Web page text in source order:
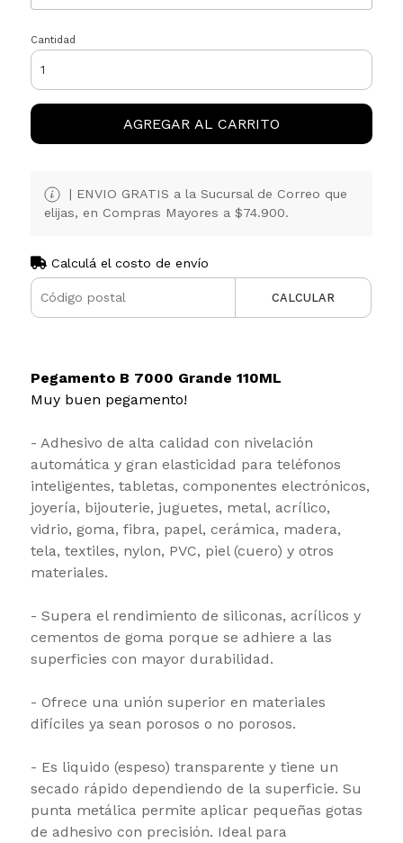
Cantidad
AGREGAR AL CARRITO
| ENVIO GRATIS a la Sucursal de Correo que
elijas, en Compras Mayores a $74.900.
Calculá el costo de envío
CALCULAR
Pegamento B 7000 Grande 110ML
Muy buen pegamento!
- Adhesivo de alta calidad con nivelación
automática y gran elasticidad para teléfonos
inteligentes, tabletas, componentes electrónicos,
joyería, bijouterie, juguetes, metal, acrílico,
vidrio, goma, fibra, papel, cerámica, madera,
tela, textiles, nylon, PVC, piel (cuero) y otros
materiales.
- Supera el rendimiento de siliconas, acrílicos y
cementos de goma porque se adhiere a las
superficies con mayor durabilidad.
- Ofrece una unión superior en materiales
difíciles ya sean porosos o no porosos.
- Es liquido (espeso) transparente y tiene un
secado rápido dependiendo de la superficie. Su
punta metálica permite aplicar pequeñas gotas
de adhesivo con precisión. Ideal para